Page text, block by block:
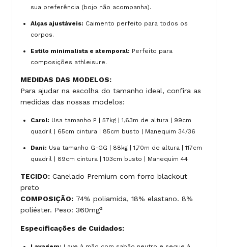
sua preferência (bojo não acompanha).
Alças ajustáveis: Caimento perfeito para todos os
corpos.
Estilo minimalista e atemporal: Perfeito para
composições athleisure.
MEDIDAS DAS MODELOS:
Para ajudar na escolha do tamanho ideal, confira as
medidas das nossas modelos:
Carol: Usa tamanho P | 57kg | 1,63m de altura | 99cm
quadril | 65cm cintura | 85cm busto | Manequim 34/36
Dani: Usa tamanho G-GG | 88kg | 1,70m de altura | 117cm
quadril | 89cm cintura | 103cm busto | Manequim 44
TECIDO: Canelado Premium com forro blackout
preto
COMPOSIÇÃO: 74% poliamida, 18% elastano. 8%
poliéster. Peso: 360mg²
Especificações de Cuidados: